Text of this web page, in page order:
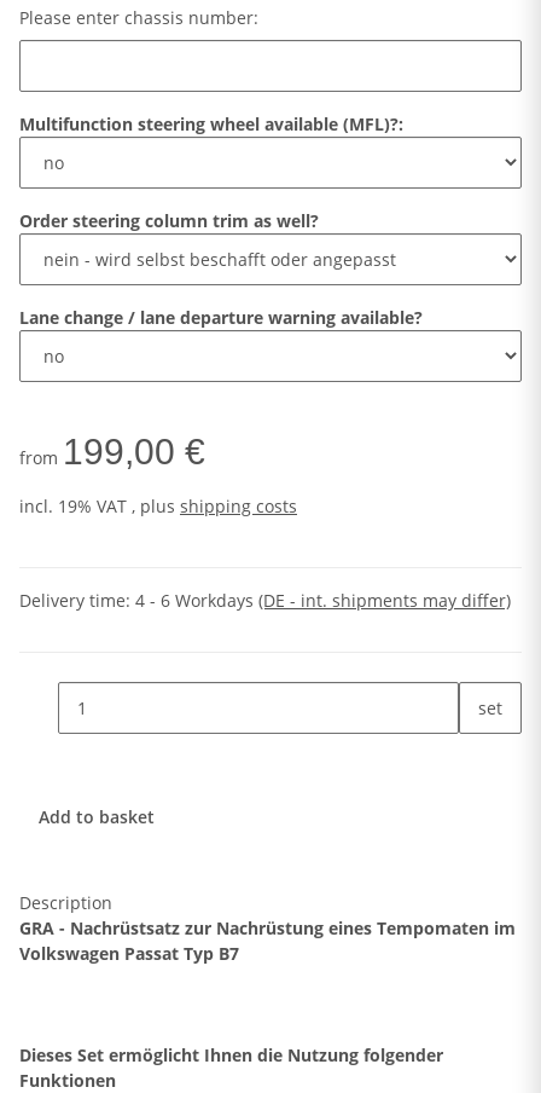
Please enter chassis number:
Multifunction steering wheel available (MFL)?:
Order steering column trim as well?
Lane change / lane departure warning available?
from 199,00 €
incl. 19% VAT , plus shipping costs
Delivery time: 4 - 6 Workdays (DE - int. shipments may differ)
set
Add to basket
Description
GRA - Nachrüstsatz zur Nachrüstung eines Tempomaten im
Volkswagen Passat Typ B7
Dieses Set ermöglicht Ihnen die Nutzung folgender
Funktionen